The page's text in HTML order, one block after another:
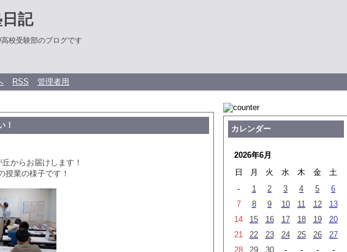
記
校受験部のブログです
RSS 管理者用
！
からお届けします！
授業の様子です！
カレンダー
2026年6月
日
月 火 水 木 金
土
-
1 2 3 4 5
6
7
8 9 10 11 12
13
14
15 16 17 18 19
20
21
22 23 24 25 26
27
28
29 30 - - -
-